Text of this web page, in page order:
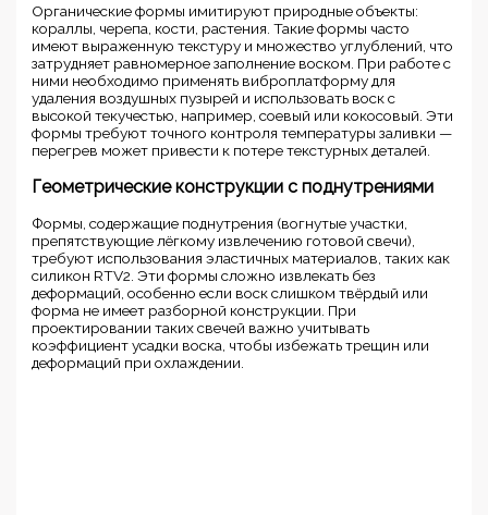
Органические формы имитируют природные объекты:
кораллы, черепа, кости, растения. Такие формы часто
имеют выраженную текстуру и множество углублений, что
затрудняет равномерное заполнение воском. При работе с
ними необходимо применять виброплатформу для
удаления воздушных пузырей и использовать воск с
высокой текучестью, например, соевый или кокосовый. Эти
формы требуют точного контроля температуры заливки —
перегрев может привести к потере текстурных деталей.
Геометрические конструкции с поднутрениями
Формы, содержащие поднутрения (вогнутые участки,
препятствующие лёгкому извлечению готовой свечи),
требуют использования эластичных материалов, таких как
силикон RTV2. Эти формы сложно извлекать без
деформаций, особенно если воск слишком твёрдый или
форма не имеет разборной конструкции. При
проектировании таких свечей важно учитывать
коэффициент усадки воска, чтобы избежать трещин или
деформаций при охлаждении.